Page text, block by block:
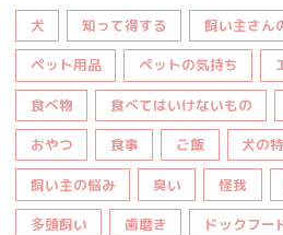
犬 知って得する 飼い主さん
ペット用品 ペットの気持ち
食べ物 食べてはいけないもの
おやつ 食事 ご飯 犬の
飼い主の悩み 臭い 怪我
多頭飼い 歯磨き ドックフー